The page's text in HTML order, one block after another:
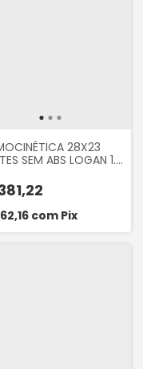
28X23
SEM ABS LOGAN 1.0
com Pix